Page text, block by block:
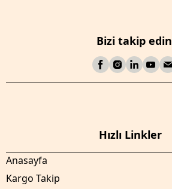
Bizi takip edin
Hızlı Linkler
Anasayfa
Kargo Takip